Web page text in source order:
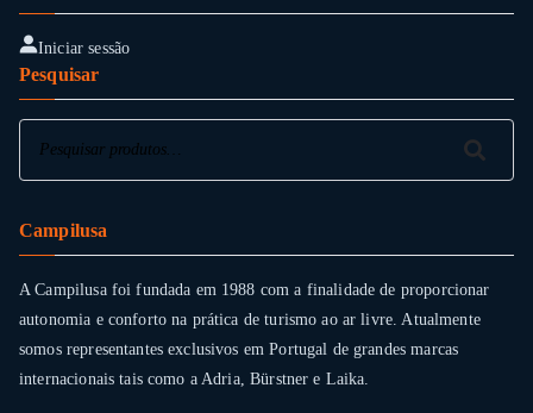
Iniciar sessão
Pesquisar
Pesquisar
Campilusa
A Campilusa foi fundada em 1988 com a finalidade de proporcionar
autonomia e conforto na prática de turismo ao ar livre. Atualmente
somos representantes exclusivos em Portugal de grandes marcas
internacionais tais como a Adria, Bürstner e Laika.